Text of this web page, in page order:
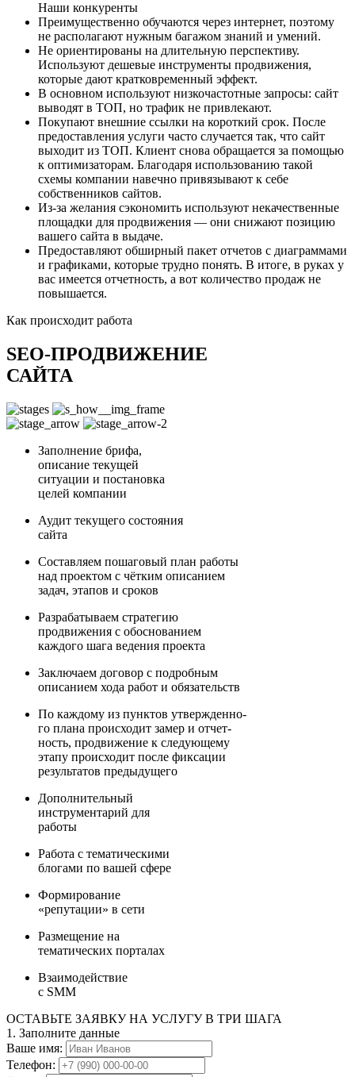
Наши конкуренты
Преимущественно обучаются через интернет, поэтому
не располагают нужным багажом знаний и умений.
Не ориентированы на длительную перспективу.
Используют дешевые инструменты продвижения,
которые дают кратковременный эффект.
В основном используют низкочастотные запросы: сайт
выводят в ТОП, но трафик не привлекают.
Покупают внешние ссылки на короткий срок. После
предоставления услуги часто случается так, что сайт
выходит из ТОП. Клиент снова обращается за помощью
к оптимизаторам. Благодаря использованию такой
схемы компании навечно привязывают к себе
собственников сайтов.
Из-за желания сэкономить используют некачественные
площадки для продвижения — они снижают позицию
вашего сайта в выдаче.
Предоставляют обширный пакет отчетов с диаграммами
и графиками, которые трудно понять. В итоге, в руках у
вас имеется отчетность, а вот количество продаж не
повышается.
Как происходит работа
SEO-ПРОДВИЖЕНИЕ
САЙТА
Заполнение брифа,
описание текущей
ситуации и постановка
целей компании
Аудит текущего состояния
сайта
Составляем пошаговый план работы
над проектом с чётким описанием
задач, этапов и сроков
Разрабатываем стратегию
продвижения с обоснованием
каждого шага ведения проекта
Заключаем договор с подробным
описанием хода работ и обязательств
По каждому из пунктов утвержденно-
го плана происходит замер и отчет-
ность, продвижение к следующему
этапу происходит после фиксации
результатов предыдущего
Дополнительный
инструментарий для
работы
Работа с тематическими
блогами по вашей сфере
Формирование
«репутации» в сети
Размещение на
тематических порталах
Взаимодействие
с SMM
ОСТАВЬТЕ ЗАЯВКУНА УСЛУГУ В ТРИ ШАГА
1. Заполните данные
Ваше имя:
Телефон: